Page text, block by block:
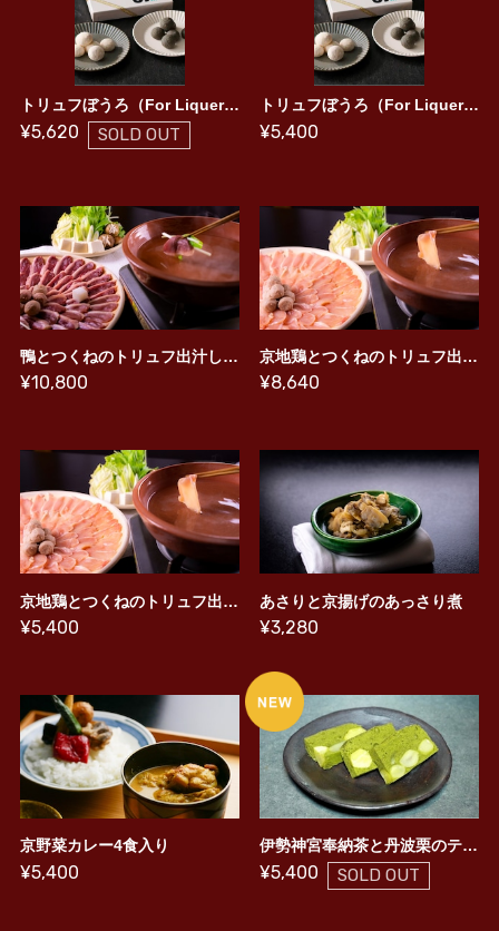
トリュフぼうろ（For Liquer・For Tea）【手提げ付き】
¥5,620 SOLD OUT
トリュフぼうろ（For Liquer・For Tea）【手提げ袋なし】
¥5,400
鴨とつくねのトリュフ出汁しゃぶしゃぶ そば付き
¥10,800
京地鶏とつくねのトリュフ出汁しゃぶしゃぶ そば付き
¥8,640
京地鶏とつくねのトリュフ出汁しゃぶしゃぶ
¥5,400
あさりと京揚げのあっさり煮
¥3,280
京野菜カレー4食入り
¥5,400
伊勢神宮奉納茶と丹波栗のテリーヌ
¥5,400 SOLD OUT